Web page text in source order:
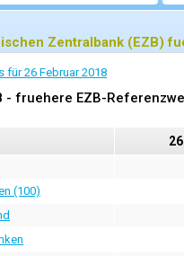
Zentralbank (EZB)
für 26 Februar 2018
fruehere EZB-
(100)